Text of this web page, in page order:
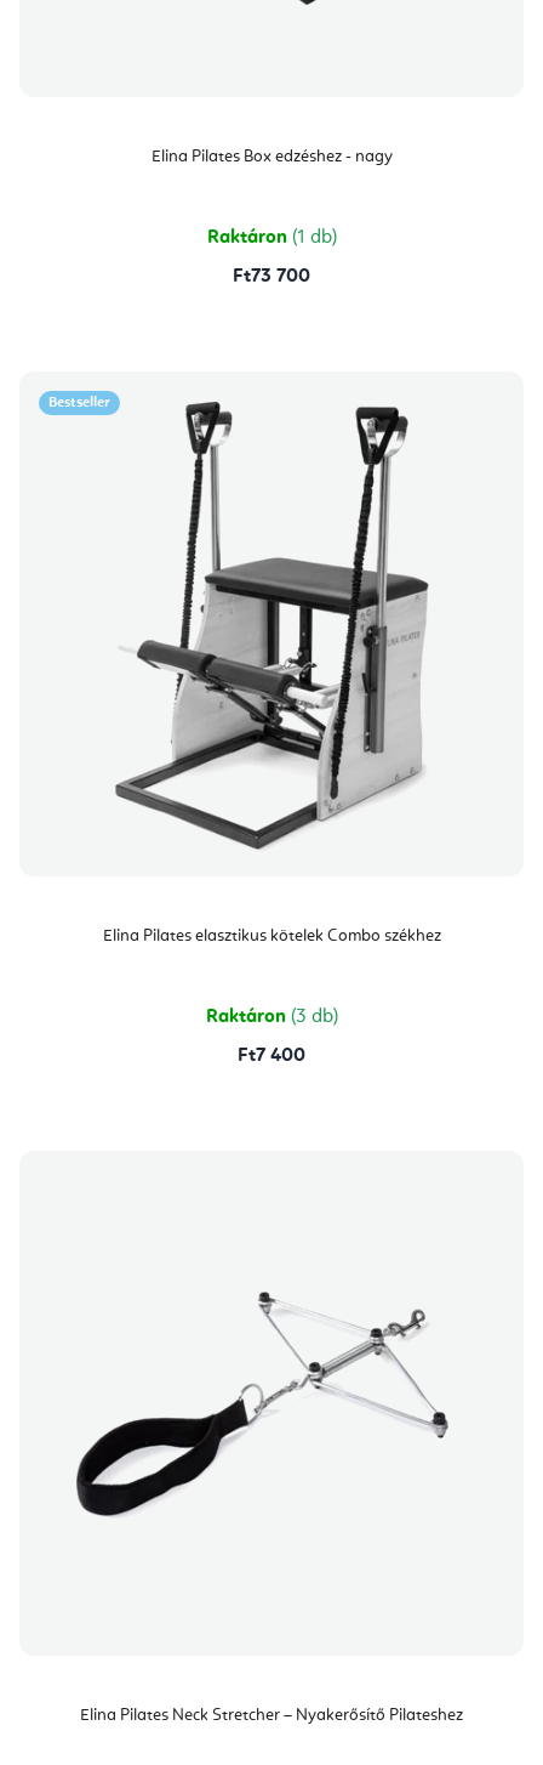
Elina Pilates Box edzéshez - nagy
Raktáron (1 db)
Ft73 700
Bestseller
Elina Pilates elasztikus kötelek Combo székhez
Raktáron (3 db)
Ft7 400
Elina Pilates Neck Stretcher – Nyakerősítő Pilateshez